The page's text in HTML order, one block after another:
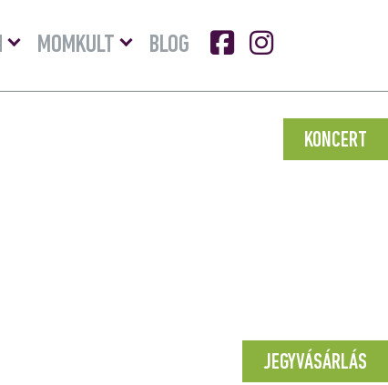
Menü
lenyitásaMOMKULT
Menü
lenyitása
BLOG
KONCERT
JEGYVÁSÁRLÁS